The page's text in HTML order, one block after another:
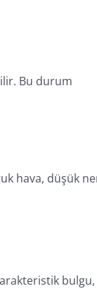
Bu durum
hava, düşük
bulgu,